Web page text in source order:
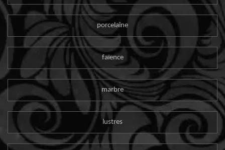
porcelaine
faïence
marbre
lustres